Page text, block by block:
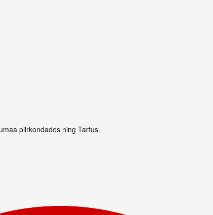
piirkondades ning Tartus.